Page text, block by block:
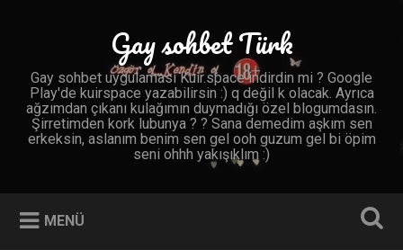
Gay sohbet Türk
Gay sohbet uygulaması Kuir.space indirdin mi ? Google
Play'de kuirspace yazabilirsin :) q değil k olacak. Ayrıca
ağzımdan çıkanı kulağımın duymadığı özel blogumdasın.
Şirretimden kork lubunya ? ? Sana demedim aşkım sen
erkeksin, aslanım benim sen gel ooh guzum gel bi öpim
seni ohhh yakışıklım :)
MENÜ